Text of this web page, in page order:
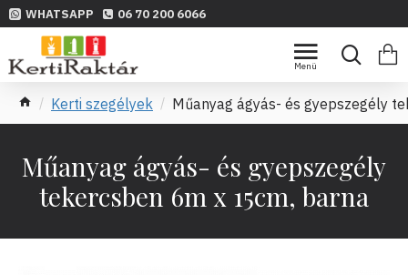
WHATSAPP 06 70 200 6066
Kerti szegélyek Műanyag ágyás- és gyepszegély
Műanyag ágyás- és gyepszegély
tekercsben 6m x 15cm, barna